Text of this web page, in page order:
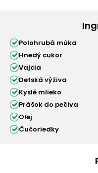
Polohrubá múka
Hnedý cukor
Vajcia
Detská výživa
Kyslé mlieko
Prášok do pečiva
Olej
Čučoriedky